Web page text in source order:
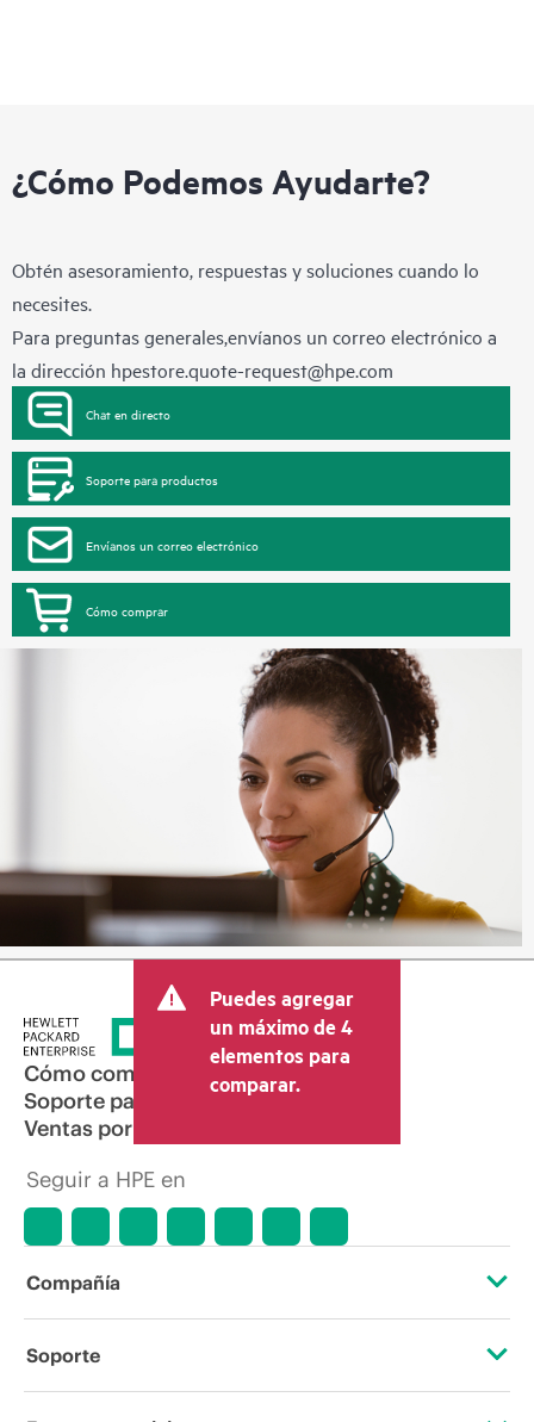
¿Cómo Podemos Ayudarte?
Obtén asesoramiento, respuestas y soluciones cuando lo
necesites.
Para preguntas generales,envíanos un correo electrónico a
la dirección hpestore.quote-request@hpe.com
Chat en directo
Soporte para productos
Envíanos un correo electrónico
Cómo comprar
Puedes agregar
un máximo de 4
elementos para
comparar.
Cómo comprar
Soporte para productos
Ventas por correo electrónico
Seguir a HPE en
Compañía
Acerca de HPE
Soporte
Servicios de soporte operativo